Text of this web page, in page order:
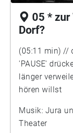
05 * zur
Dorf?
(05:11 min) //
'PAUSE'
länger
hören willst
Musik: Jura
Theater